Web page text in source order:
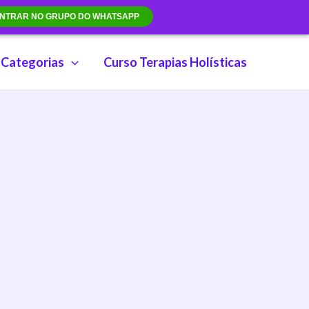
NO GRUPO DO WHATSAPP
Categorias Curso Terapias Holísticas